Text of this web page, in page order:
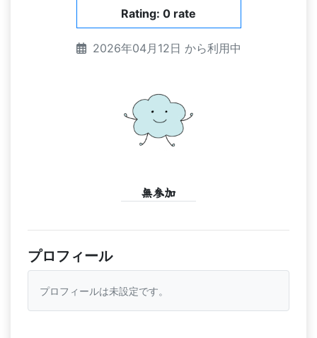
Rating: 0 rate
2026年04月12日 から利用中
無参加
プロフィール
プロフィールは未設定です。